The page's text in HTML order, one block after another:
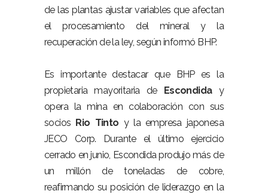
de las plantas ajustar variables que afectan
el procesamiento del mineral y la
recuperación de la ley, según informó BHP.
Es importante destacar que BHP es la
propietaria mayoritaria de Escondiday
opera la mina en colaboración con sus
socios Rio Tinto y la empresa japonesa
JECO
Corp. Durante el último ejercicio
cerrado en junio, Escondida produjo más de
un millón de toneladas de cobre,
reafirmando su posición de liderazgo en la